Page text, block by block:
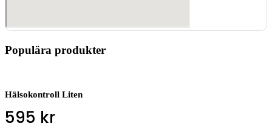
Populära produkter
Hälsokontroll Liten
595 kr